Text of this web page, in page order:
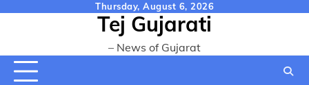
Thursday, August 6, 2026
Tej Gujarati
– News of Gujarat